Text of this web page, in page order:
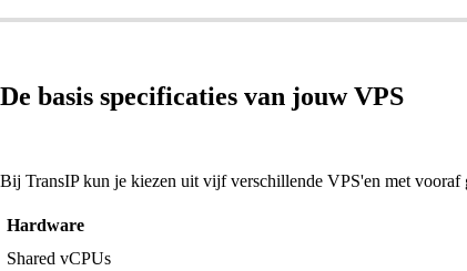
De basis specificaties van jouw VPS
Bij TransIP kun je kiezen uit vijf verschillende VPS'en met vooraf
Hardware
Shared vCPUs